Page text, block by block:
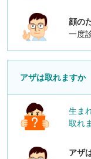
顔の
一度
アザは取れます
生ま
取れ
アザ